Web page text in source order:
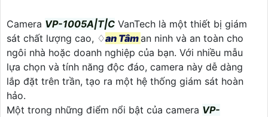
Camera VP-1005A|T|C VanTech là một thiết bị giám
sát chất lượng cao, ♢an Tâman ninh và an toàn cho
ngôi nhà hoặc doanh nghiệp của bạn. Với nhiều mẫu
lựa chọn và tính năng độc đáo, camera này dễ dàng
lắp đặt trên trần, tạo ra một hệ thống giám sát hoàn
hảo.
Một trong những điểm nổi bật của camera VP-